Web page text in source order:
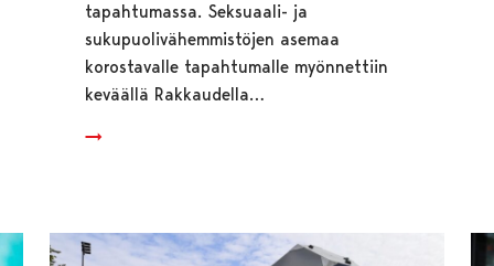
tapahtumassa. Seksuaali- ja
sukupuolivähemmistöjen asemaa
korostavalle tapahtumalle myönnettiin
keväällä Rakkaudella…